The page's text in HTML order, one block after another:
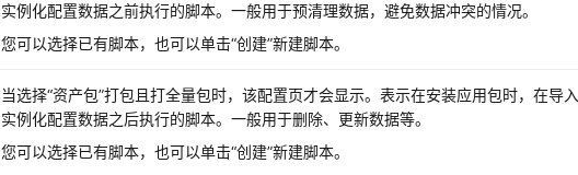
实例化配置数据之前执行的脚本。一般用于预清理数据，避免数据冲突的情况。
您可以选择已有脚本，也可以单击“创建”新建脚本。
当选择“资产包”打包且打全量包时，该配置页才会显示。表示在安装应用包时，在导入
实例化配置数据之后执行的脚本。一般用于删除、更新数据等。
您可以选择已有脚本，也可以单击“创建”新建脚本。